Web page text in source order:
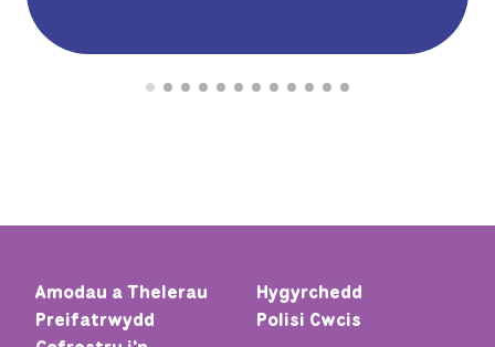
Amodau a Thelerau
Hygyrchedd
Preifatrwydd
Polisi Cwcis